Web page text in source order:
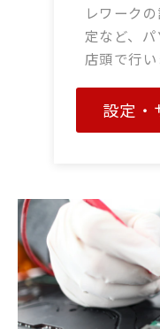
レワーク
定など、
店頭で行い
設定・